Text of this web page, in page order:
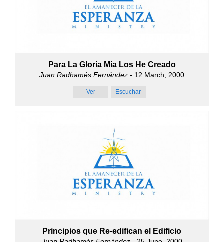
Para La Gloria Mia Los He Creado
Juan Radhamés Fernández - 12 March, 2000
Ver Escuchar
Principios que Re-edifican el Edificio